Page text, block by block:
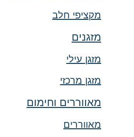
מקציפי חלב
מזגנים
מזגן עילי
מזגן מרכזי
מאווררים וחימום
מאווררים